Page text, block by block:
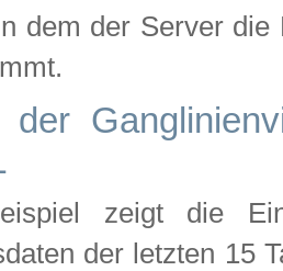
dem der Server
der
zeigt die
der letzten 15